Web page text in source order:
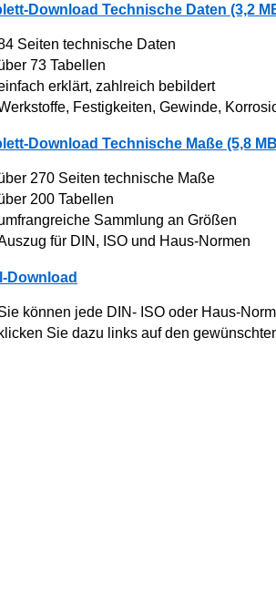
Download Technische Daten (3,2
Seiten technische Daten
73 Tabellen
erklärt, zahlreich bebildert
Festigkeiten, Gewinde,
Download Technische Maße (5,8
270 Seiten technische Maße
200 Tabellen
Sammlung an Größen
für DIN, ISO und Haus-Normen
Download
können jede DIN- ISO oder Haus-
Sie dazu links auf den